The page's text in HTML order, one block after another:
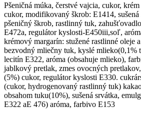
Pšeničná múka, čerstvé vajcia, cukor,
cukor, modifikovaný škrob: E1414, sušená
pšeničný škrob, rastlinný tuk,
E472a, regulátor kyslosti-E450iii,soľ,
krémový margarín: stužené rastlinné oleje
bezvodný mliečny tuk, kyslé mlieko(0,1%
lecitín E322, aróma (obsahuje mlieko),
jablkový pretlak, zmes ovocných
(5%) cukor, regulátor kyslosti E330.
(cukor, hydrogenovaný rastlinný tuk)
obsahom tuku(10%), sušená srvátka,
E322 aE 476) aróma, farbivo E153